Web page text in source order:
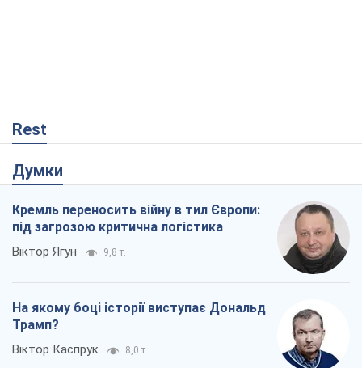
Rest
Думки
Кремль переносить війну в тил Європи:
під загрозою критична логістика
Віктор Ягун 9,8 т.
На якому боці історії виступає Дональд
Трамп?
Віктор Каспрук 8,0 т.